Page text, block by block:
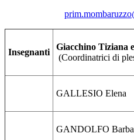
Insegnanti
Giacchino Tiziana
(Coordinatrici di
GALLESIO Elena
GANDOLFO